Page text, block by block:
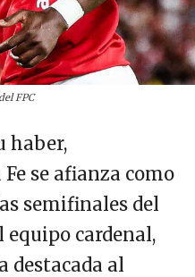
FPC
haber,
se afianza como
semifinales del
cardenal,
destacada al